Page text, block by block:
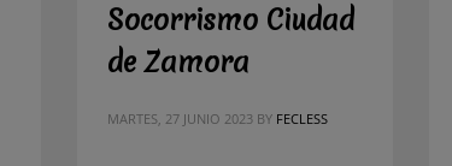
Socorrismo Ciudad
de Zamora
MARTES, 27 JUNIO 2023 BY FECLESS